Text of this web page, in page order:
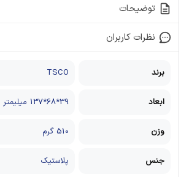
توضیحات
نظرات کاربران
برند TSCO
ابعاد 39*68*137 میلیمتر
وزن 510 گرم
جنس پلاستیک